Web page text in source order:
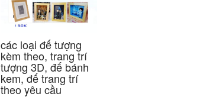
các loại đế tượng
kèm theo, trang trí
tượng 3D, đế bánh
kem, đế trang trí
theo yêu cầu